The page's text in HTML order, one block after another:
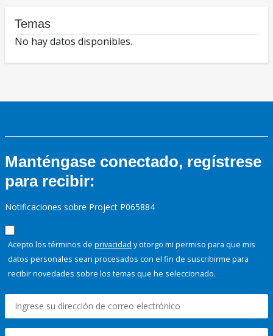
Temas
No hay datos disponibles.
Manténgase conectado, regístrese
para recibir:
Notificaciones sobre Project P065884
Acepto los términos de privacidad y otorgo mi permiso para que mis
datos personales sean procesados con el fin de suscribirme para
recibir novedades sobre los temas que he seleccionado.